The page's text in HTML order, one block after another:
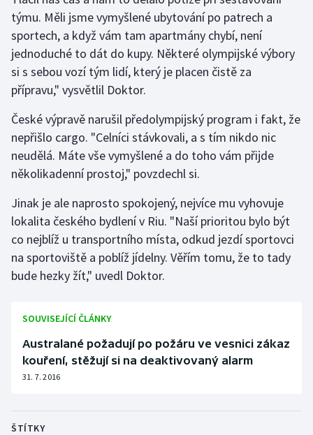
týmu. Měli jsme vymyšlené ubytování po patrech a
sportech, a když vám tam apartmány chybí, není
jednoduché to dát do kupy. Některé olympijské výbory
si s sebou vozí tým lidí, který je placen čistě za
přípravu," vysvětlil Doktor.
České výpravě narušil předolympijský program i fakt, že
nepřišlo cargo. "Celníci stávkovali, a s tím nikdo nic
neudělá. Máte vše vymyšlené a do toho vám přijde
několikadenní prostoj," povzdechl si.
Jinak je ale naprosto spokojený, nejvíce mu vyhovuje
lokalita českého bydlení v Riu. "Naší prioritou bylo být
co nejblíž u transportního místa, odkud jezdí sportovci
na sportoviště a poblíž jídelny. Věřím tomu, že to tady
bude hezky žít," uvedl Doktor.
SOUVISEJÍCÍ ČLÁNKY
Australané požadují po požáru ve vesnici zákaz
kouření, stěžují si na deaktivovaný alarm
31. 7. 2016
ŠTÍTKY